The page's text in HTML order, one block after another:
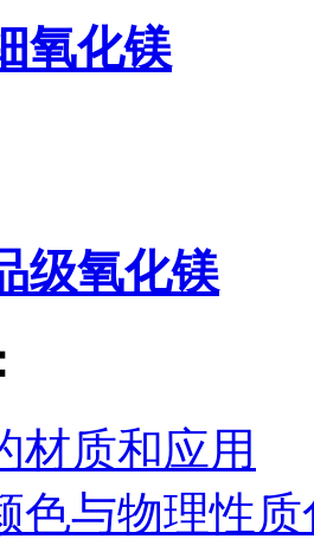
氧化镁
级氧化镁
材质和应用
色与物理性